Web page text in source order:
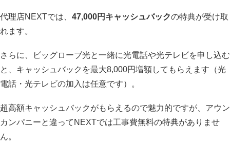
代理店NEXTでは、 47,000円キャッシュバックの特典が受け取
れます。
さらに、ビッグローブ光と一緒に光電話や光テレビを申し込む
と、キャッシュバックを最大8,000円増額してもらえます（光
電話・光テレビの加入は任意です）。
超高額キャッシュバックがもらえるので魅力的ですが、アウン
カンパニーと違ってNEXTでは工事費無料の特典がありませ
ん。